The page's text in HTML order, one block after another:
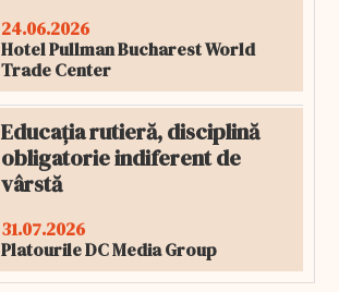
24.06.2026
Hotel Pullman Bucharest World
Trade Center
Educația rutieră, disciplină
obligatorie indiferent de
vârstă
31.07.2026
Platourile DC Media Group